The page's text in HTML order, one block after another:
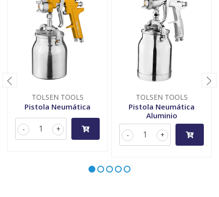
TOLSEN TOOLS
Pistola Neumática
+
-
TOLSEN TOOLS
Pistola Neumática
Aluminio
+
-